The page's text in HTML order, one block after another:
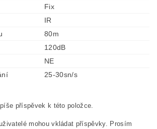
Fix
IR
80m
120dB
NE
25-30sn/s
příspěvek k této položce.
mohou vkládat příspěvky. Prosím